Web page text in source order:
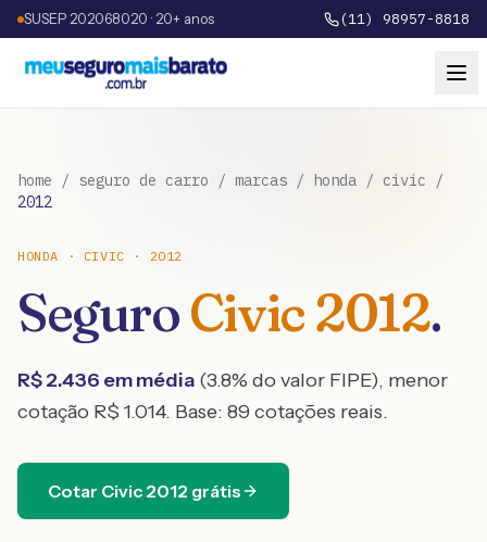
SUSEP 202068020 · 20+ anos (11) 98957-8818
home / seguro de carro / marcas / honda / civic /
2012
HONDA · CIVIC · 2012
SeguroCivic2012.
R$2.436 em média (3.8% do valor FIPE), menor
cotação R$ 1.014. Base: 89 cotações reais.
Cotar Civic 2012 grátis